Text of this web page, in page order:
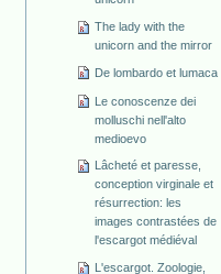
The lady with the
unicorn and the mirror
De lombardo et lumaca
Le conoscenze dei
molluschi nell'alto
medioevo
Lâcheté et paresse,
conception virginale et
résurrection: les
images contrastées de
l'escargot médiéval
L'escargot. Zoologie,